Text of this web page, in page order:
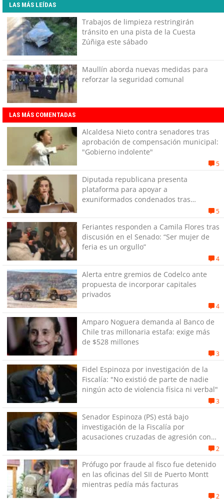
LAS MÁS LEÍDAS
Trabajos de limpieza restringirán
tránsito en una pista de la Cuesta
Zúñiga este sábado
Maullín aborda nuevas medidas para
reforzar la seguridad comunal
LAS MÁS COMENTADAS
Alcaldesa Nieto contra senadores tras
aprobación de compensación municipal:
"Gobierno indolente"
5
Diputada republicana presenta
plataforma para apoyar a
exuniformados condenados tras
5
Feriantes responden a Camila Flores tras
discusión en el Senado: “Ser mujer de
feria es un orgullo”
4
Alerta entre gremios de Codelco ante
propuesta de incorporar capitales
privados
4
Amparo Noguera demanda al Banco de
Chile tras millonaria estafa: exige más
de $528 millones
3
Fidel Espinoza por investigación de la
Fiscalía: "No existió de parte de nadie
ningún acto de violencia física ni verbal"
3
Senador Espinoza (PS) está bajo
investigación de la Fiscalía por
acusaciones cruzadas de agresión con
2
Prófugo por fraude al fisco fue detenido
en las oficinas del SII de Puerto Montt
mientras pedía más facturas
2